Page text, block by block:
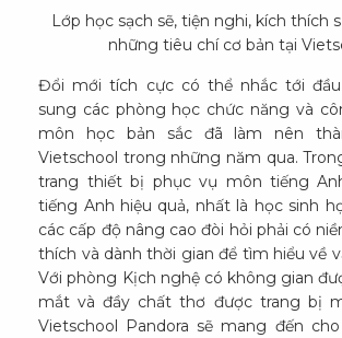
Lớp học sạch sẽ, tiện nghi, kích thích
những tiêu chí cơ bản tại
Đổi mới tích cực có thể nhắc tới
sung các phòng học chức năng và
môn học bản sắc đã làm nên
Vietschool trong những năm qua.
trang thiết bị phục vụ môn tiếng
tiếng Anh hiệu quả, nhất là học sinh
các cấp độ nâng cao đòi hỏi phải có
thích và dành thời gian để tìm hiểu về
Với phòng Kịch nghệ có không gian
mắt và đầy chất thơ được trang bị
Vietschool Pandora sẽ mang đến